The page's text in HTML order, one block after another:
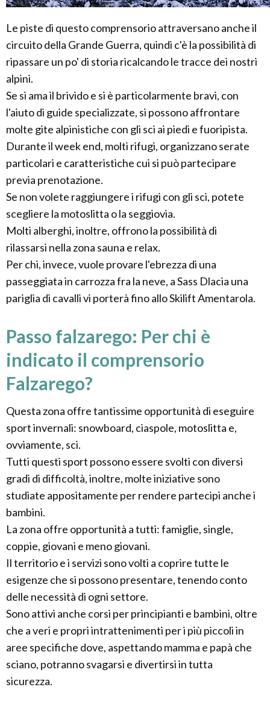
Le piste di questo comprensorio attraversano anche il
circuito della Grande Guerra, quindi c'è la possibilità di
ripassare un po' di storia ricalcando le tracce dei nostri
alpini.
Se si ama il brivido e si è particolarmente bravi, con
l'aiuto di guide specializzate, si possono affrontare
molte gite alpinistiche con gli sci ai piedi e fuoripista.
Durante il week end, molti rifugi, organizzano serate
particolari e caratteristiche cui si può partecipare
previa prenotazione.
Se non volete raggiungere i rifugi con gli sci, potete
scegliere la motoslitta o la seggiovia.
Molti alberghi, inoltre, offrono la possibilità di
rilassarsi nella zona sauna e relax.
Per chi, invece, vuole provare l'ebrezza di una
passeggiata in carrozza fra la neve, a Sass Dlacia una
pariglia di cavalli vi porterà fino allo Skilift Amentarola.
Passo falzarego: Per chi è
indicato il comprensorio
Falzarego?
Questa zona offre tantissime opportunità di eseguire
sport invernali: snowboard, ciaspole, motoslitta e,
ovviamente, sci.
Tutti questi sport possono essere svolti con diversi
gradi di difficoltà, inoltre, molte iniziative sono
studiate appositamente per rendere partecipi anche i
bambini.
La zona offre opportunità a tutti: famiglie, single,
coppie, giovani e meno giovani.
Il territorio e i servizi sono volti a coprire tutte le
esigenze che si possono presentare, tenendo conto
delle necessità di ogni settore.
Sono attivi anche corsi per principianti e bambini, oltre
che a veri e propri intrattenimenti per i più piccoli in
aree specifiche dove, aspettando mamma e papà che
sciano, potranno svagarsi e divertirsi in tutta
sicurezza.